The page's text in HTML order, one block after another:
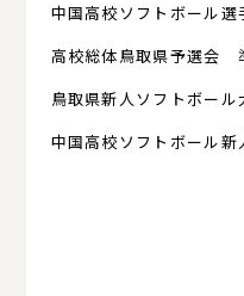
中国高校ソフトボール
高校総体鳥取県予選会
鳥取県新人ソフトボー
中国高校ソフトボール